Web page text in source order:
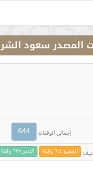
المصدر سعود
إجمالي الوقفات 644
الجميع ٦٤٤ وقفة التدبر ٦٣٨ وقفة